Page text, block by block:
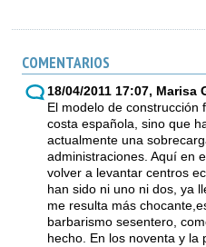
COMENTARIOS
18/04/2011 17:07, Marisa
El modelo de construcción
costa española, sino que
actualmente una
administraciones. Aquí en
volver a levantar centros
han sido ni uno ni dos, ya
me resulta más
barbarismo sesentero,
hecho. En los noventa y la